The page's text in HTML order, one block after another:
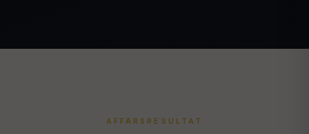
AFFÄRSRESULTAT